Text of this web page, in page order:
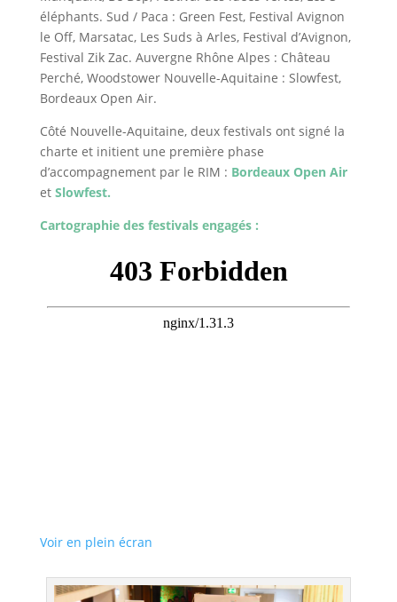
éléphants. Sud / Paca : Green Fest, Festival Avignon
le Off, Marsatac, Les Suds à Arles, Festival d’Avignon,
Festival Zik Zac. Auvergne Rhône Alpes : Château
Perché, Woodstower Nouvelle-Aquitaine : Slowfest,
Bordeaux Open Air.
Côté Nouvelle-Aquitaine, deux festivals ont signé la
charte et initient une première phase
d’accompagnement par le RIM : Bordeaux Open Air
et Slowfest.
Cartographie des festivals engagés :
Voir en plein écran